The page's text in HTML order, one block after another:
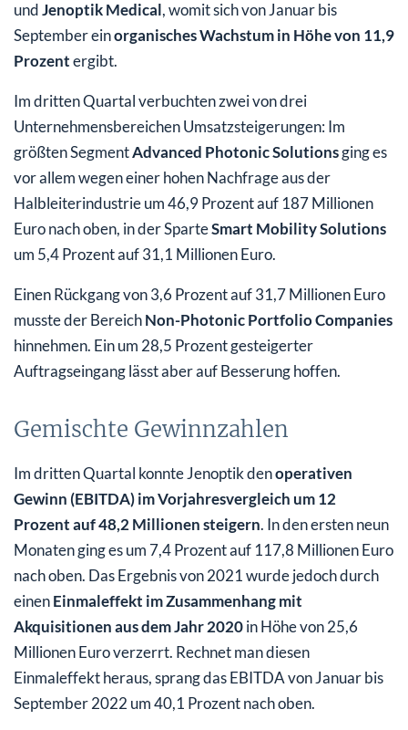
undJenoptik Medical, womit sich von Januar bis
September einorganisches Wachstum in Höhe von 11,9
Prozentergibt.
Im dritten Quartal verbuchten zwei von drei
Unternehmensbereichen Umsatzsteigerungen: Im
größten SegmentAdvanced Photonic Solutionsging es
vor allem wegen einer hohen Nachfrage aus der
Halbleiterindustrie um 46,9 Prozent auf 187 Millionen
Euro nach oben, in der SparteSmart Mobility Solutions
um 5,4 Prozent auf 31,1 Millionen Euro.
Einen Rückgang von 3,6 Prozent auf 31,7 Millionen Euro
musste der BereichNon-Photonic Portfolio Companies
hinnehmen. Ein um 28,5 Prozent gesteigerter
Auftragseingang lässt aber auf Besserung hoffen.
Gemischte Gewinnzahlen
Im dritten Quartal konnte Jenoptik denoperativen
Gewinn (EBITDA) im Vorjahresvergleich um 12
Prozent auf 48,2 Millionen steigern. In den ersten neun
Monaten ging es um 7,4 Prozent auf 117,8 Millionen Euro
nach oben. Das Ergebnis von 2021 wurde jedoch durch
einenEinmaleffekt im Zusammenhang mit
Akquisitionen aus dem Jahr 2020in Höhe von 25,6
Millionen Euro verzerrt. Rechnet man diesen
Einmaleffekt heraus, sprang das EBITDA von Januar bis
September 2022 um 40,1 Prozent nach oben.